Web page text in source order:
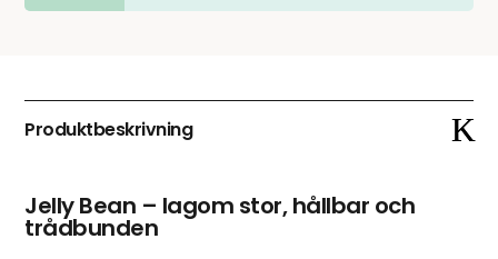
Produktbeskrivning
Jelly Bean – lagom stor, hållbar och
trådbunden